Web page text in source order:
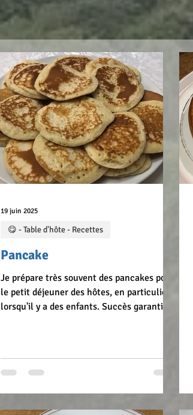
Pancake
Je prépare très souvent des pancakes pour
le petit déjeuner des hôtes, en particulier
lorsqu'il y a des enfants. Succès garanti !
de lait 2 càs d'eau de fleur d'oranger
PREPARATION Mettre la farine, la levure
et le sucre dans un saladier. Mélanger et
😋 - Table d'hôte - Recettes
19 juin 2025